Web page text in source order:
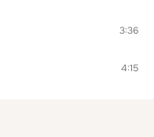
3:36
4:15